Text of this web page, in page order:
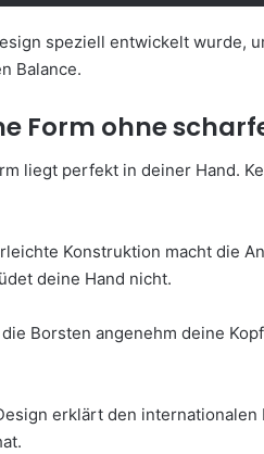
speziell entwickelt wurde,
Balance.
Form ohne
liegt perfekt in deiner Hand.
Konstruktion macht die
deine Hand nicht.
Borsten angenehm deine
erklärt den